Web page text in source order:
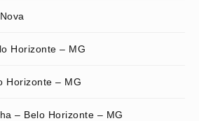
Horizonte – MG
Horizonte – MG
– Belo Horizonte – MG